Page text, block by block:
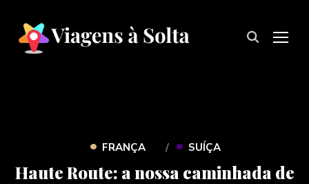
• FRANÇA • SUÍÇA
Haute Route: a nossa caminhada de